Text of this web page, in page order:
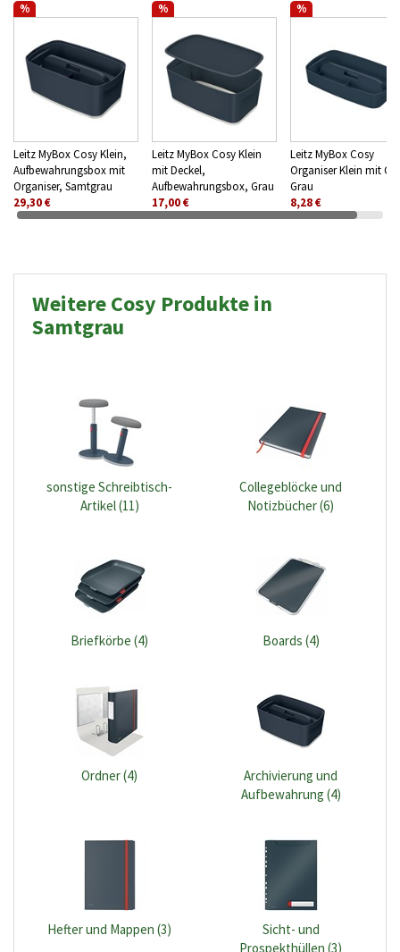
%
Leitz MyBox Cosy Klein,
Aufbewahrungsbox mit
Organiser, Samtgrau
29,30 €
%
Leitz MyBox Cosy Klein
mit Deckel,
Aufbewahrungsbox, Grau
17,00 €
%
Leitz MyBox Cosy
Organiser Klein mit
Grau
8,28 €
Weitere Cosy Produkte in
Samtgrau
sonstige Schreibtisch-
Artikel (11)
Collegeblöcke und
Notizbücher (6)
Briefkörbe (4) Boards (4)
Ordner (4)
Archivierung und
Aufbewahrung (4)
Hefter und Mappen (3)
Sicht- und
Prospekthüllen (3)